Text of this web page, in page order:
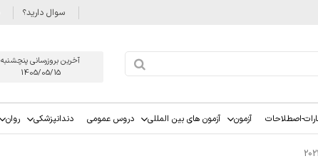
سوال دارید؟
آخرین بروزرسانی پنچشنبه
1405/05/15
اصطلاحات آزمون آزمون های بین المللی دروس عمومی دندانپزشکی روان